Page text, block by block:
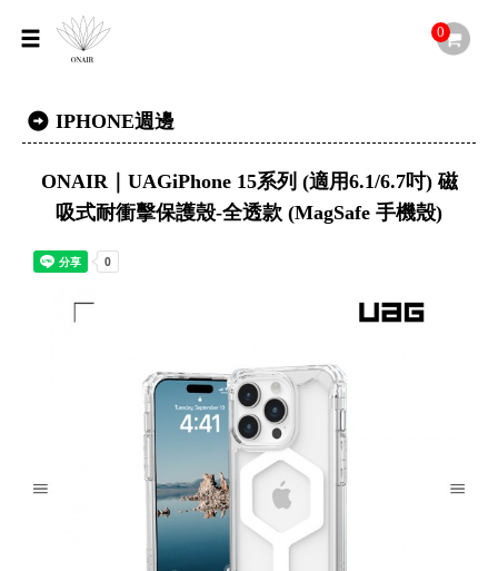
0
IPHONE週邊
ONAIR｜UAGiPhone 15系列 (適用6.1/6.7吋) 磁
吸式耐衝擊保護殼-全透款 (MagSafe 手機殼)